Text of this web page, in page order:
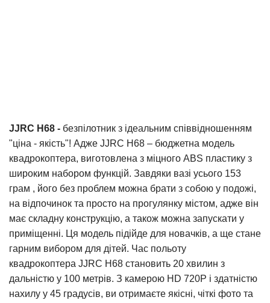
JJRC H68 - безпілотник з ідеальним співвідношенням
"ціна - якість"! Адже JJRC H68 – бюджетна модель
квадрокоптера, виготовлена з міцного ABS пластику з
широким набором функцій. Завдяки вазі усього 153
грам , його без проблем можна брати з собою у подожі,
на відпочинок та просто на прогулянку містом, адже він
має складну конструкцію, а також можна запускати у
приміщенні. Ця модель підійде для новачків, а ще стане
гарним вибором для дітей. Час польоту
квадрокоптера JJRC H68 становить 20 хвилин з
дальністю у 100 метрів. З камерою HD 720Р і здатністю
нахилу у 45 градусів, ви отримаєте якісні, чіткі фото та